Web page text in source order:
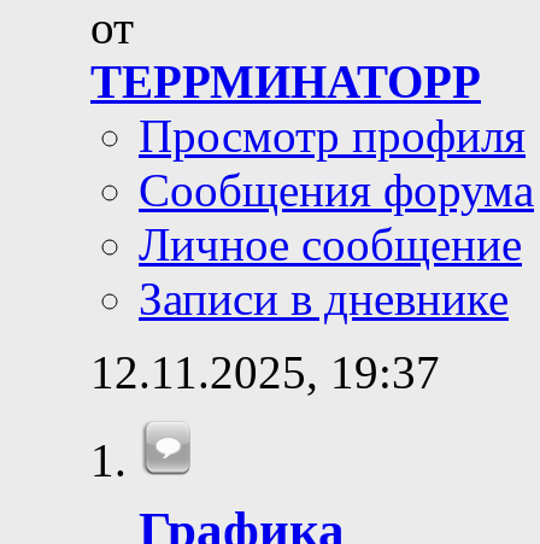
от
ТЕРРМИНАТОРР
Просмотр профиля
Сообщения форума
Личное сообщение
Записи в дневнике
12.11.2025, 19:37
Графика